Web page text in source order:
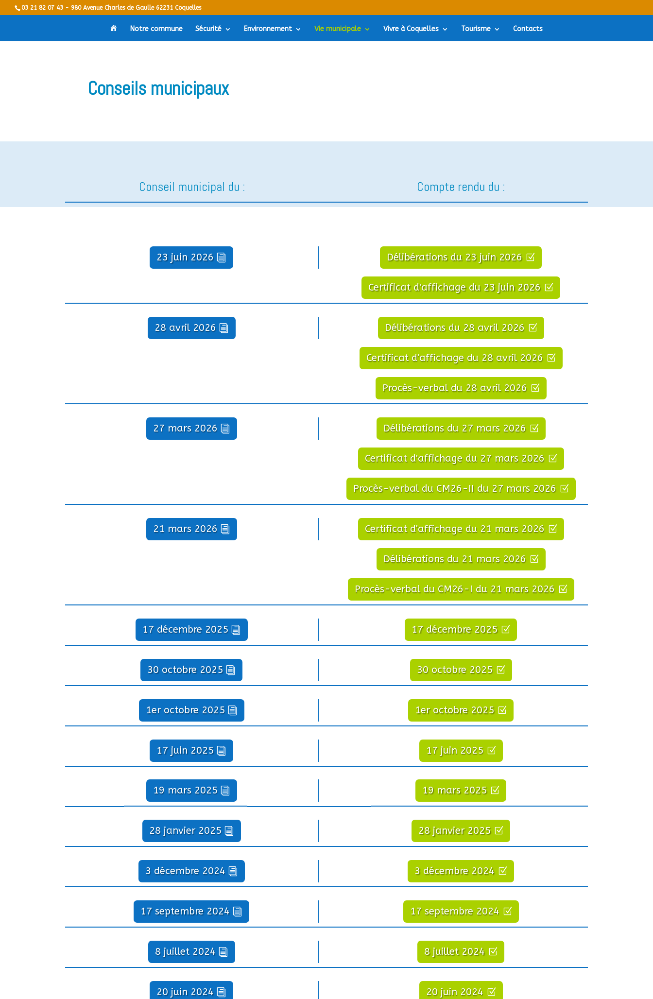
03 21 82 07 43 - 980 Avenue Charles de Gaulle 62231 Coquelles
l
o
q
u
Notre commune Sécurité Environnement Vie municipale Vivre à Coquelles Tourisme Contacts
Conseils municipaux
Conseil municipal du : Compte rendu du :
23 juin 2026 Délibérations du 23 juin 2026
Certificat d'affichage du 23 juin 2026
28 avril 2026 Délibérations du 28 avril 2026
Certificat d'affichage du 28 avril 2026
Procès-verbal du 28 avril 2026
27 mars 2026 Délibérations du 27 mars 2026
Certificat d'affichage du 27 mars 2026
Procès-verbal du CM26-II du 27 mars 2026
21 mars 2026 Certificat d'affichage du 21 mars 2026
Délibérations du 21 mars 2026
Procès-verbal du CM26-I du 21 mars 2026
17 décembre 2025 17 décembre 2025
30 octobre 2025 30 octobre 2025
1er octobre 2025 1er octobre 2025
17 juin 2025 17 juin 2025
19 mars 2025 19 mars 2025
28 janvier 2025 28 janvier 2025
3 décembre 2024 3 décembre 2024
17 septembre 2024 17 septembre 2024
8 juillet 2024 8 juillet 2024
20 juin 2024 20 juin 2024